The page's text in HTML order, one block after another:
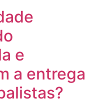
e
a entrega